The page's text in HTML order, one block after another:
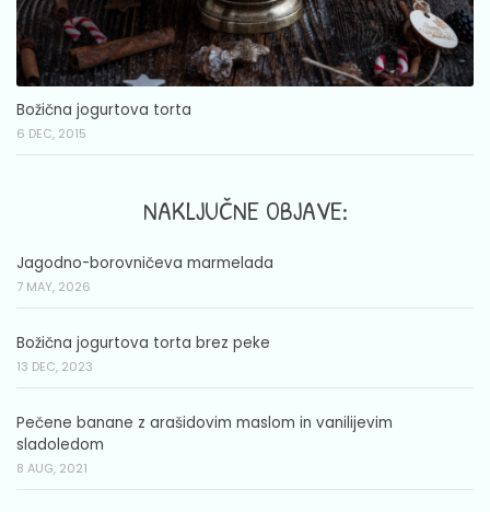
Božična jogurtova torta
6 DEC, 2015
NAKLJUČNE OBJAVE:
Jagodno-borovničeva marmelada
7 MAY, 2026
Božična jogurtova torta brez peke
13 DEC, 2023
Pečene banane z arašidovim maslom in vanilijevim
sladoledom
8 AUG, 2021